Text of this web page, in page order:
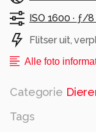
ISO 1600 · ƒ/8
Flitser uit,
Alle foto
Categorie
Tags